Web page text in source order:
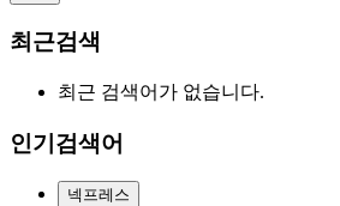
최근검색
최근 검색어가 없습니다.
인기검색어
넥프레스